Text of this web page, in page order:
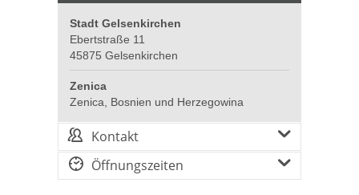
Stadt Gelsenkirchen
Ebertstraße 11
45875 Gelsenkirchen
Zenica
Zenica, Bosnien und Herzegowina
Kontakt
Öffnungszeiten